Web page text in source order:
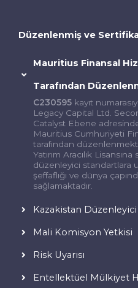
Düzenlenmiş ve
Mauritius Finansal
Tarafından
C230595 kayıt
Legacy Capital Ltd.
Catalyst Ebene
Mauritius Cumhuriyeti
tarafından
Yatırım Aracılık
düzenleyici standartlara
şeffaflığı ve dünya
sağlamaktadır.
Kazakistan
Mali Komisyon Yetkisi
Risk Uyarısı
Entellektüel Mülkiyet